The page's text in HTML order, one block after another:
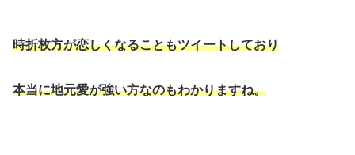
時折枚方が恋しくなることもツイートしており
本当に地元愛が強い方なのもわかりますね。